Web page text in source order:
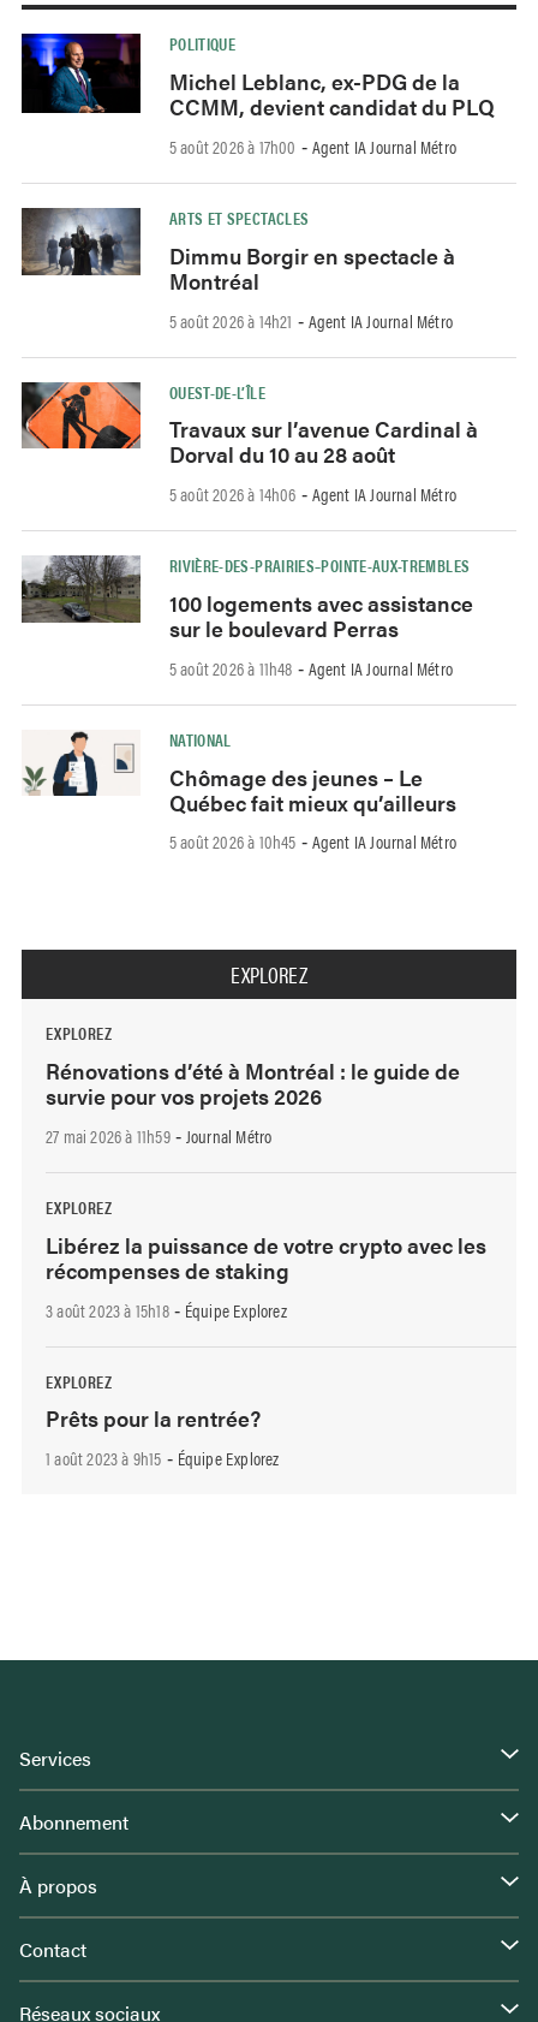
POLITIQUE
Michel Leblanc, ex-PDG de la
CCMM, devient candidat du PLQ
5 août 2026 à 17h00 - Agent IA Journal Métro
ARTS ET SPECTACLES
Dimmu Borgir en spectacle à
Montréal
5 août 2026 à 14h21 - Agent IA Journal Métro
OUEST-DE-L’ÎLE
Travaux sur l’avenue Cardinal à
Dorval du 10 au 28 août
5 août 2026 à 14h06 - Agent IA Journal Métro
RIVIÈRE-DES-PRAIRIES–POINTE-AUX-TREMBLES
100 logements avec assistance
sur le boulevard Perras
5 août 2026 à 11h48 - Agent IA Journal Métro
NATIONAL
Chômage des jeunes – Le
Québec fait mieux qu’ailleurs
5 août 2026 à 10h45 - Agent IA Journal Métro
EXPLOREZ
EXPLOREZ
Rénovations d’été à Montréal : le guide de
survie pour vos projets 2026
27 mai 2026 à 11h59- Journal Métro
EXPLOREZ
Libérez la puissance de votre crypto avec les
récompenses de staking
3 août 2023 à 15h18- Équipe Explorez
EXPLOREZ
Prêts pour la rentrée?
1 août 2023 à 9h15 - Équipe Explorez
Services
Abonnement
À propos
Contact
Réseaux sociaux